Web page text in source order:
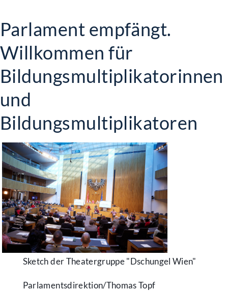
Parlament empfängt.
Willkommen für
Bildungsmultiplikatorinnen
und
Bildungsmultiplikatoren
Sketch der Theatergruppe "Dschungel Wien"
Parlamentsdirektion/​Thomas Topf